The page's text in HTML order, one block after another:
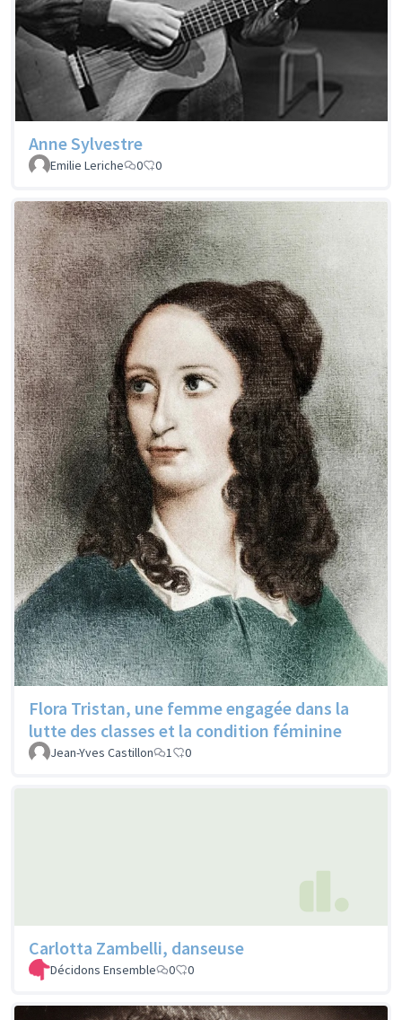
Anne Sylvestre
Emilie Leriche 0 0
Flora Tristan, une femme engagée dans la
lutte des classes et la condition féminine
Jean-Yves Castillon 1 0
Carlotta Zambelli, danseuse
Décidons Ensemble 0 0